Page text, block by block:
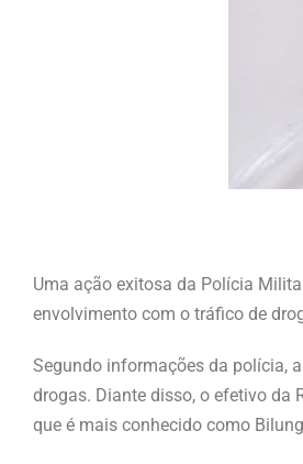
Uma ação exitosa da Polícia
envolvimento com o tráfico de
Segundo informações da polícia,
drogas. Diante disso, o efetivo da
que é mais conhecido como